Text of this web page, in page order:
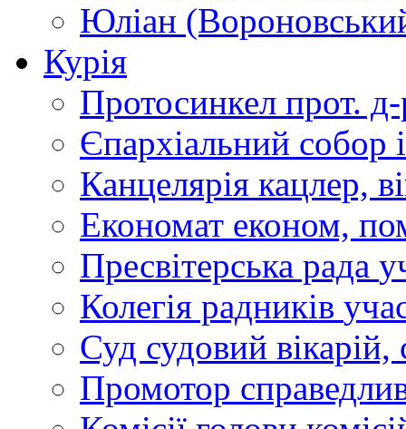
Юліан
Курія
Протосинкел прот.
Єпархіальний собор
Канцелярія кацлер,
Економат економ,
Пресвітерська рада
Колегія радників
Суд судовий вікарій,
Промотор